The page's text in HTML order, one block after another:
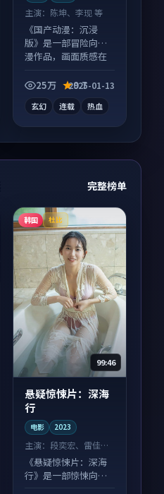
主演： 陈坤、李现 等
《国产动漫：沉浸
版》是一部冒险向动
漫作品，画面质感在
度高。
25万 9.7
2025-01-13
玄幻 连载 热血
完整榜单
韩国 杜比
99:46
悬疑惊悚片：深海
行
电影 2023
主演：段奕宏、雷佳音
等
《悬疑惊悚片：深海
行》是一部惊悚向电